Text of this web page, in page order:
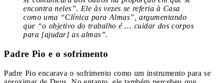
encontra neles”. Ele às vezes se referia à Casa
como uma “Clínica para Almas”, argumentando
que “o objetivo do trabalho é … cuidar dos corpos
para [ajudar] as almas”.
Padre Pio e o sofrimento
Padre Pio encarava o sofrimento como um instrumento para se